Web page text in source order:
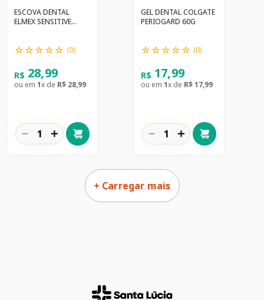
ESCOVA DENTAL
ELMEX SENSITIVE
☆☆☆☆☆ (0)
R$ 28,99
ou em 1x de R$ 28,99
＋
－
GEL DENTAL COLGATE
PERIOGARD 60G
☆☆☆☆☆ (0)
R$ 17,99
ou em 1x de R$17,99
＋
－